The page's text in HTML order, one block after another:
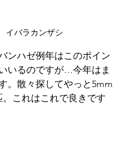
イバラカンザシ
ンハゼ例年はこのポイン
いるのですが…今年はま
。散々探してやっと5mm
。これはこれで良きです